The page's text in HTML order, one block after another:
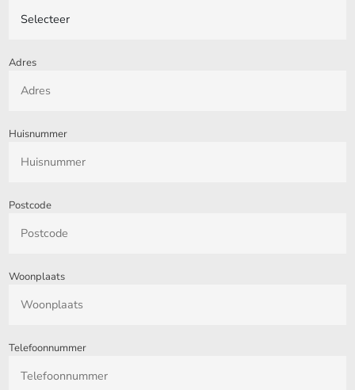
Adres
Huisnummer
Postcode
Woonplaats
Telefoonnummer